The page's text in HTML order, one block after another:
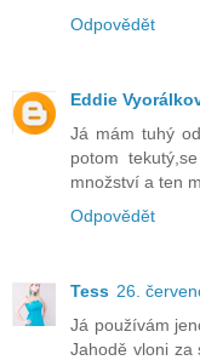
Odpovědět
Eddie
Já mám tuhý
potom
množství a ten
Odpovědět
Tess 26.
Já používám
Jahodě vloni za